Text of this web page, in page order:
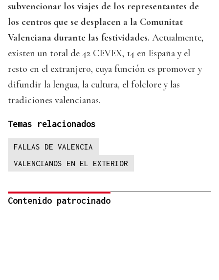
subvencionar los viajes de los representantes de
los centros que se desplacen a la Comunitat
Valenciana durante las festividades. Actualmente,
existen un total de 42 CEVEX, 14 en España y el
resto en el extranjero, cuya función es promover y
difundir la lengua, la cultura, el folclore y las
tradiciones valencianas.
Temas relacionados
FALLAS DE VALENCIA
VALENCIANOS EN EL EXTERIOR
Contenido patrocinado